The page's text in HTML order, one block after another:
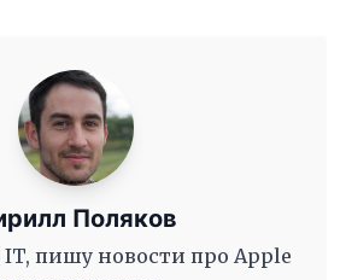
Поляков
пишу новости про Apple